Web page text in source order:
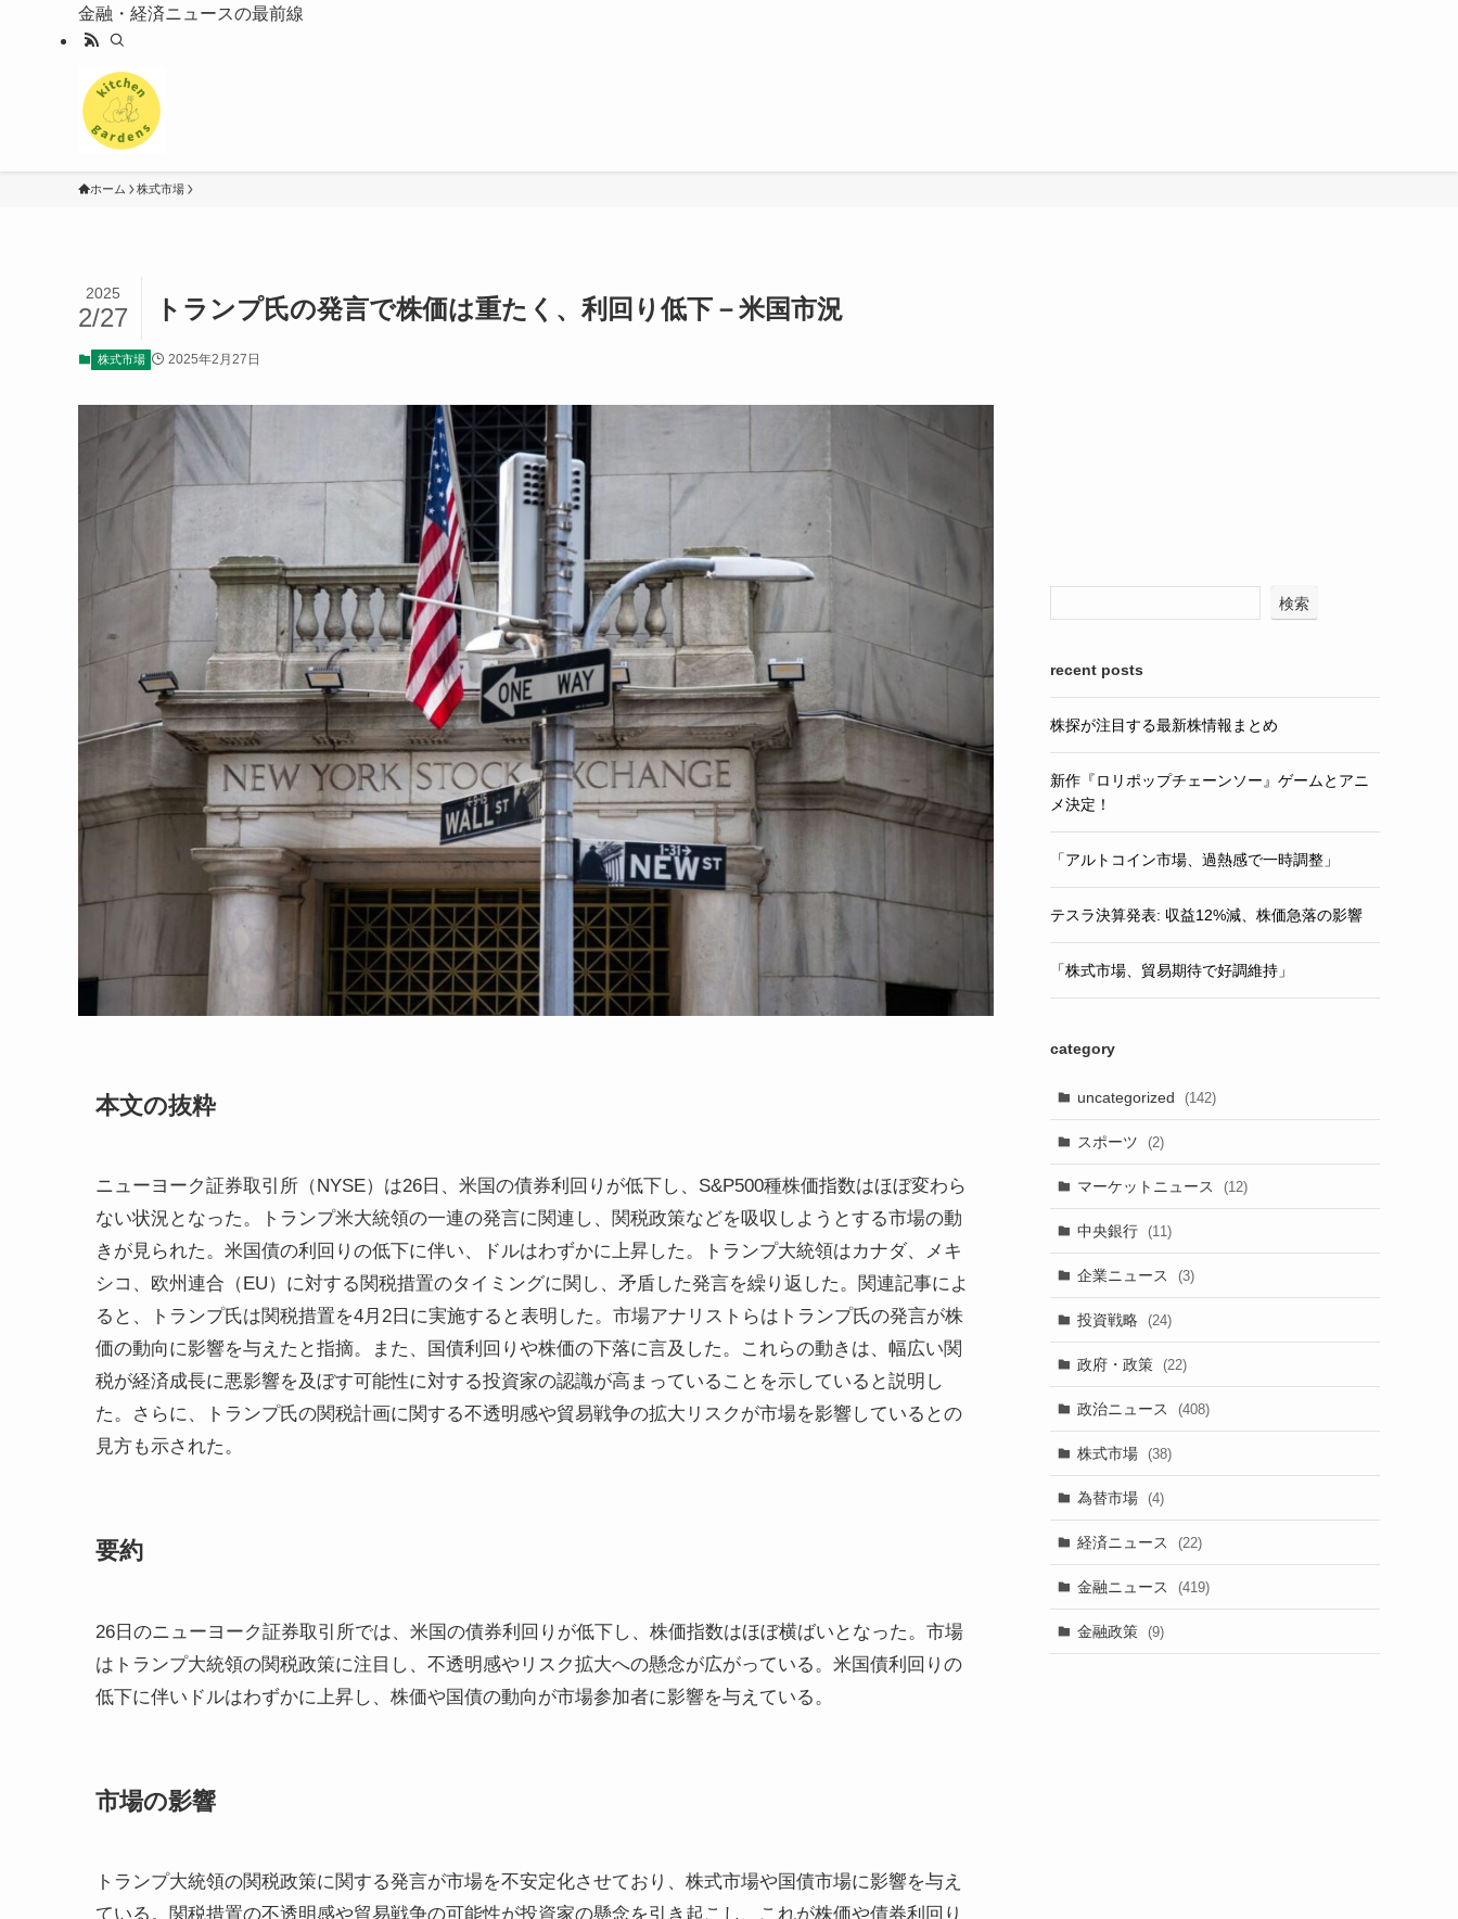
金融・経済ニュースの最前線
ホーム 株式市場
トランプ氏の発言で株価は重たく、利回り低下－米国市況
2025
2/27
株式市場 2025年2月27日
本文の抜粋
ニューヨーク証券取引所（NYSE）は26日、米国の債券利回りが低下し、S&P500種株価指数はほぼ変わら
ない状況となった。トランプ米大統領の一連の発言に関連し、関税政策などを吸収しようとする市場の動
きが見られた。米国債の利回りの低下に伴い、ドルはわずかに上昇した。トランプ大統領はカナダ、メキ
シコ、欧州連合（EU）に対する関税措置のタイミングに関し、矛盾した発言を繰り返した。関連記事によ
ると、トランプ氏は関税措置を4月2日に実施すると表明した。市場アナリストらはトランプ氏の発言が株
価の動向に影響を与えたと指摘。また、国債利回りや株価の下落に言及した。これらの動きは、幅広い関
税が経済成長に悪影響を及ぼす可能性に対する投資家の認識が高まっていることを示していると説明し
た。さらに、トランプ氏の関税計画に関する不透明感や貿易戦争の拡大リスクが市場を影響しているとの
見方も示された。
要約
26日のニューヨーク証券取引所では、米国の債券利回りが低下し、株価指数はほぼ横ばいとなった。市場
はトランプ大統領の関税政策に注目し、不透明感やリスク拡大への懸念が広がっている。米国債利回りの
低下に伴いドルはわずかに上昇し、株価や国債の動向が市場参加者に影響を与えている。
市場の影響
トランプ大統領の関税政策に関する発言が市場を不安定化させており、株式市場や国債市場に影響を与え
ている。関税措置の不透明感や貿易戦争の可能性が投資家の懸念を引き起こし、これが株価や債券利回り
検索
recent posts
株探が注目する最新株情報まとめ
新作『ロリポップチェーンソー』ゲームとアニ
メ決定！
「アルトコイン市場、過熱感で一時調整」
テスラ決算発表: 収益12%減、株価急落の影響
「株式市場、貿易期待で好調維持」
category
uncategorized (142)
スポーツ (2)
マーケットニュース (12)
中央銀行 (11)
企業ニュース (3)
投資戦略 (24)
政府・政策 (22)
政治ニュース (408)
株式市場 (38)
為替市場 (4)
経済ニュース (22)
金融ニュース (419)
金融政策 (9)